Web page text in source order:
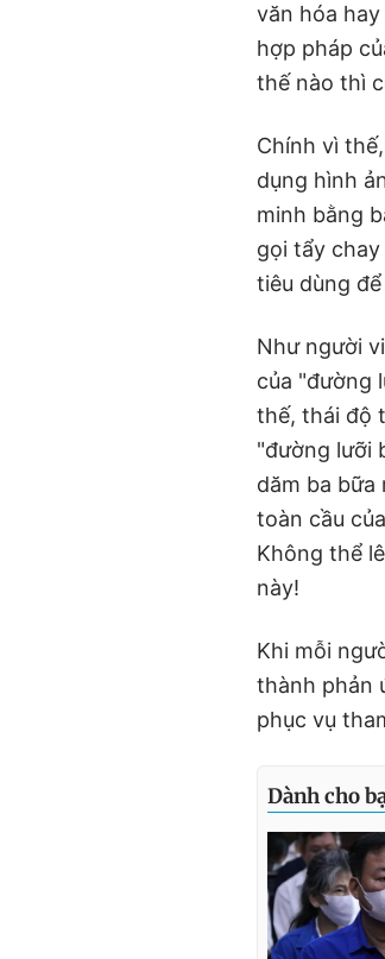
văn hóa
hợp pháp
thế nào thì
Chính vì
dụng hình
minh bằng
gọi tẩy chay
tiêu dùng
Như người
của "đường
thế, thái độ
"đường lưỡi
dăm ba bữa
toàn cầu
Không thể
này!
Khi mỗi
thành phản
phục vụ